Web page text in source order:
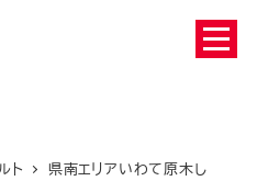
ト
県南エリアいわて原木し